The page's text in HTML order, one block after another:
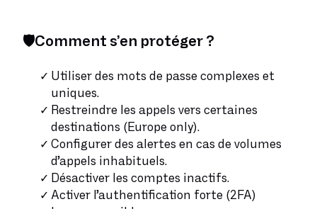
🛡️Comment s’en protéger ?
Utiliser des mots de passe complexes et
uniques.
Restreindre les appels vers certaines
destinations (Europe only).
Configurer des alertes en cas de volumes
d’appels inhabituels.
Désactiver les comptes inactifs.
Activer l’authentification forte (2FA)